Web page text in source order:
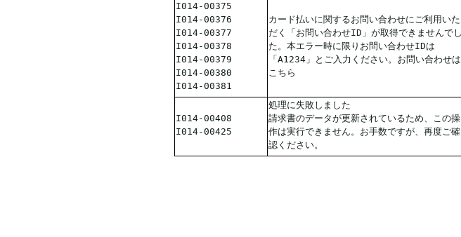
I014-00375
I014-00376
I014-00377
I014-00378
I014-00379
I014-00380
I014-00381
カード払いに関するお問い合わせにご利用いた
だく「お問い合わせID」が取得できませんでし
た。本エラー時に限りお問い合わせIDは
「A1234」とご入力ください。お問い合わせは
こちら
I014-00408
I014-00425
処理に失敗しました
請求書のデータが更新されているため、この操
作は実行できません。お手数ですが、再度ご確
認ください。